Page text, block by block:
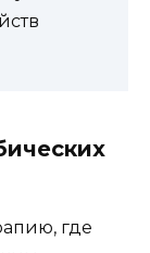
где